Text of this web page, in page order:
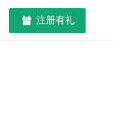
注册有礼